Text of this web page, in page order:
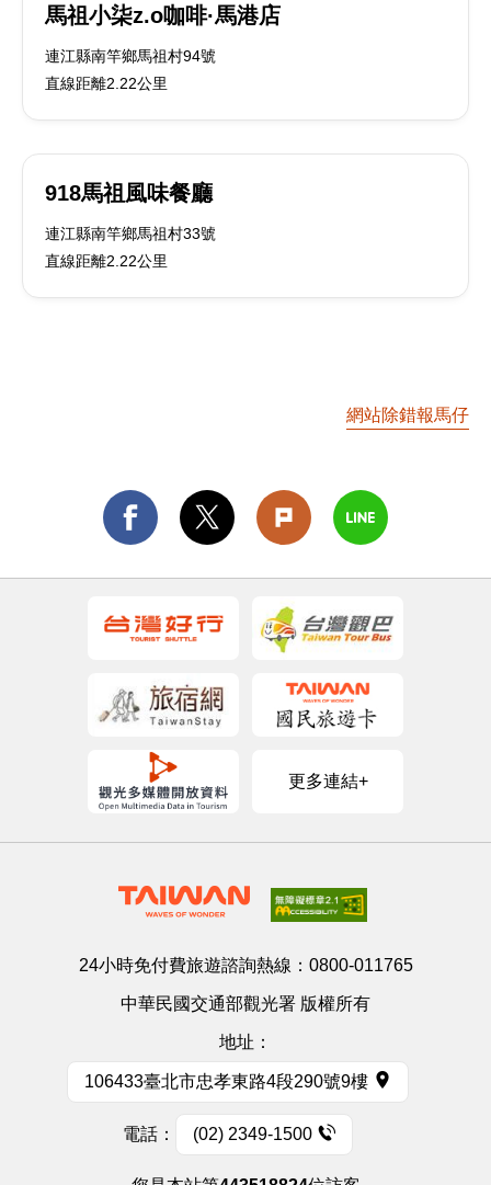
馬祖小柒z.o咖啡·馬港店
連江縣南竿鄉馬祖村94號
直線距離2.22公里
918馬祖風味餐廳
連江縣南竿鄉馬祖村33號
直線距離2.22公里
網站除錯報馬仔
更多連結+
24小時免付費旅遊諮詢熱線： 0800-011765
中華民國交通部觀光署 版權所有
地址：
106433臺北市忠孝東路4段290號9樓
電話： (02) 2349-1500